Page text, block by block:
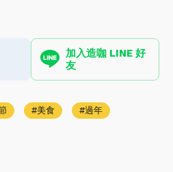
加入造咖 LINE 好
友
美食 過年